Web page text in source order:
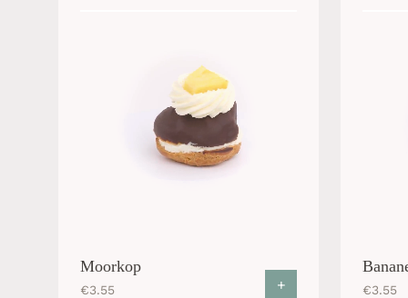
Moorkop
€3.55 + €3.55